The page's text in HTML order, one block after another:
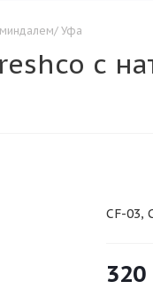
Уфа
с
CF-03,
320